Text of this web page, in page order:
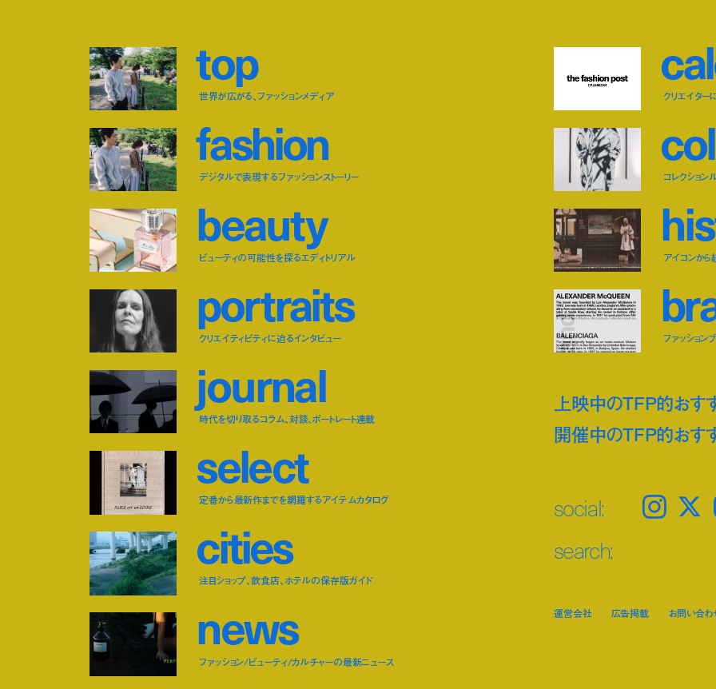
top
世界が広がる、ファッションメディア
fashion
デジタルで表現するファッションストーリー
beauty
ビューティの可能性を探るエディトリアル
portraits
クリエイティビティに迫るインタビュー
journal
時代を切り取るコラム、対談、ポートレート連載
select
定番から最新作までを網羅するアイテムカタログ
cities
注目ショップ、飲食店、ホテルの保存版ガイド
news
ファッション/ビューティ/カルチャーの最新ニュース
cal
クリエイター
col
コレクション
his
アイコンから
br
ファッション
上映中のTFP的おす
開催中のTFP的おす
social: Instagram 𝕏
search:
運営会社 広告掲載 お問い合わ